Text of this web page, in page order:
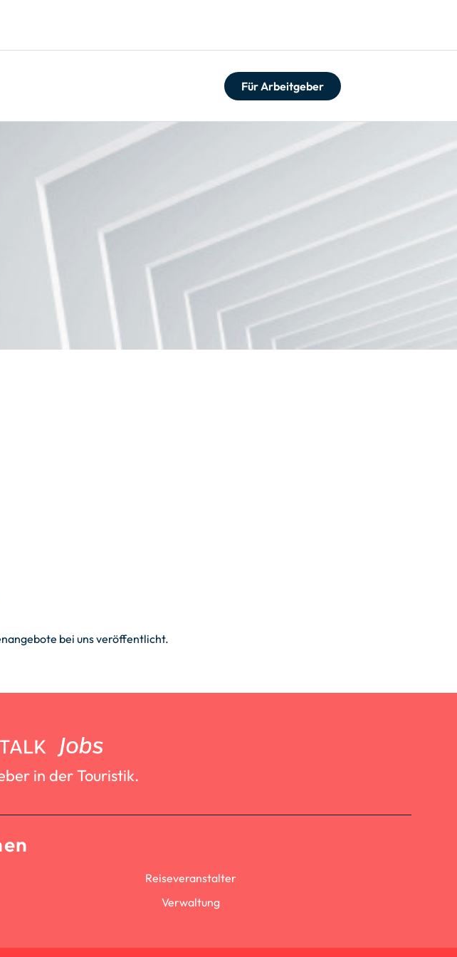
Für Arbeitgeber
bei uns veröffentlicht.
in der Touristik.
Reiseveranstalter
Verwaltung